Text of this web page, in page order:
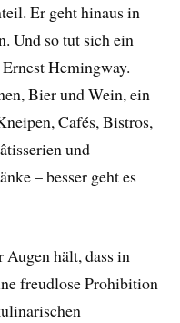
Er geht hinaus in
Und so tut sich ein
Hemingway.
Bier und Wein, ein
Cafés, Bistros,
und
– besser geht es
Augen hält, dass in
freudlose Prohibition